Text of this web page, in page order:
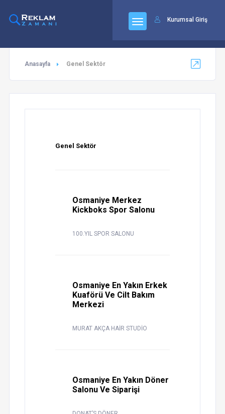
Kurumsal Giriş
Anasayfa Genel Sektör
Genel Sektör
Osmaniye Merkez
Kickboks Spor Salonu
100.YIL SPOR SALONU
Osmaniye En Yakın Erkek
Kuaförü Ve Cilt Bakım
Merkezi
MURAT AKÇA HAİR STUDİO
Osmaniye En Yakın Döner
Salonu Ve Siparişi